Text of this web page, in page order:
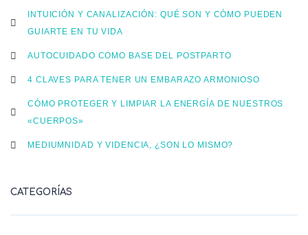
INTUICIÓN Y CANALIZACIÓN: QUÉ SON Y CÓMO PUEDEN
GUIARTE EN TU VIDA
AUTOCUIDADO COMO BASE DEL POSTPARTO
4 CLAVES PARA TENER UN EMBARAZO ARMONIOSO
CÓMO PROTEGER Y LIMPIAR LA ENERGÍA DE NUESTROS
«CUERPOS»
MEDIUMNIDAD Y VIDENCIA, ¿SON LO MISMO?
CATEGORÍAS